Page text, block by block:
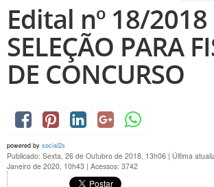
Edital nº 18/2018
SELEÇÃO PARA
DE CONCURSO
powered by social2s
Publicado: Sexta, 26 de Outubro de 2018, 13h06 | Última
Janeiro de 2020, 10h43 | Acessos: 3742